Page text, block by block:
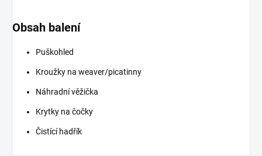
Obsah balení
Puškohled
Kroužky na weaver/picatinny
Náhradní věžička
Krytky na čočky
Čistící hadřík